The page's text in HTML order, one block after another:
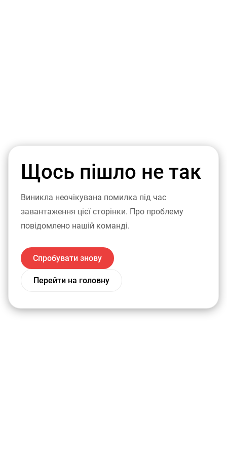
Щось пішло не так
Виникла неочікувана помилка під час
завантаження цієї сторінки. Про проблему
повідомлено нашій команді.
Спробувати знову
Перейти на головну